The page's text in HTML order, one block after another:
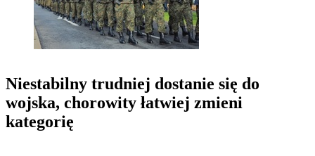
Niestabilny trudniej dostanie się do
wojska, chorowity łatwiej zmieni
kategorię